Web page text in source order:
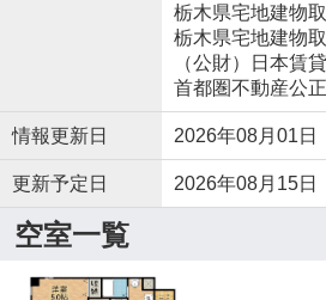
栃木県宅地建物
栃木県宅地建物
（公財）日本賃
首都圏不動産公
情報更新日 2026年08月01日
更新予定日 2026年08月15日
空室一覧